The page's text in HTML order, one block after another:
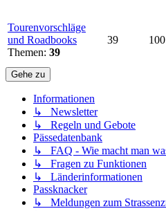
Tourenvorschläge
und Roadbooks
Themen: 39
39 100
Gehe zu
Informationen
↳ Newsletter
↳ Regeln und Gebote
Pässedatenbank
↳ FAQ - Wie macht man
↳ Fragen zu Funktionen
↳ Länderinformationen
Passknacker
↳ Meldungen zum